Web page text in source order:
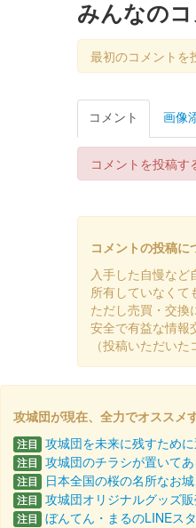
厩橋城（前
厩橋城（
前橋城 御
前橋城 御
前橋城 御
前橋城 御
厩橋城（
厩橋城 御
みんなの
最初のコメントを
コメント 画像
コメントを投稿す
コメントの投稿に
入手した自慢など
所有していなくて
ただし売買・交換
安全で有益な情報
（投稿いただい
攻城団が現在、全力でオススメ
注目 攻城団を未来に残すため
注目 攻城団のチラシが置いてあ
注目 日本全国の桜の名所なお
注目 攻城団オリジナルグッズ販
注目 ぼんてん・まるのLINEス